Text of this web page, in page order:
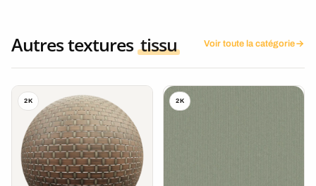
Autres textures tissu Voir toute la catégorie
2K 2K